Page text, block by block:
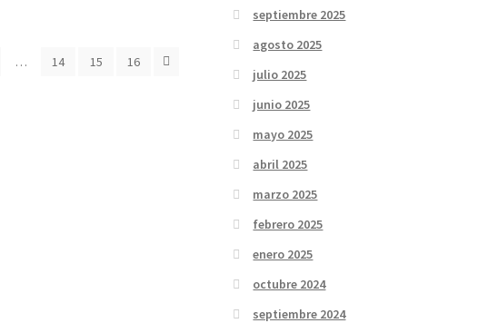
… 14 15 16
septiembre 2025
agosto 2025
julio 2025
junio 2025
mayo 2025
abril 2025
marzo 2025
febrero 2025
enero 2025
octubre 2024
septiembre 2024